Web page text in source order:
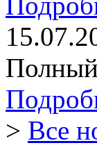
Полный
> Все